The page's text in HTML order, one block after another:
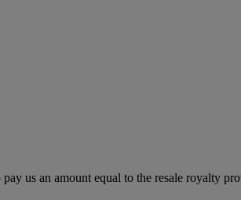
us an amount equal to the resale royalty